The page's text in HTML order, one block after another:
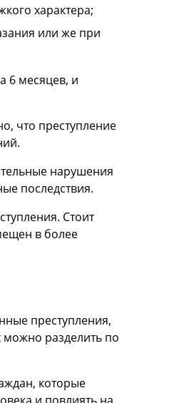
характера;
или же при
6 месяцев, и
что преступление
нарушения
последствия.
Стоит
в более
преступления,
можно разделить по
которые
и повлиять на